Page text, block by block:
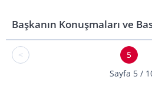
Başkanın Konuşmaları ve
< 5
Sayfa 5 /